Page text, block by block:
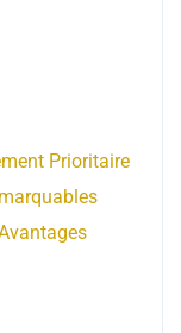
Prioritaire